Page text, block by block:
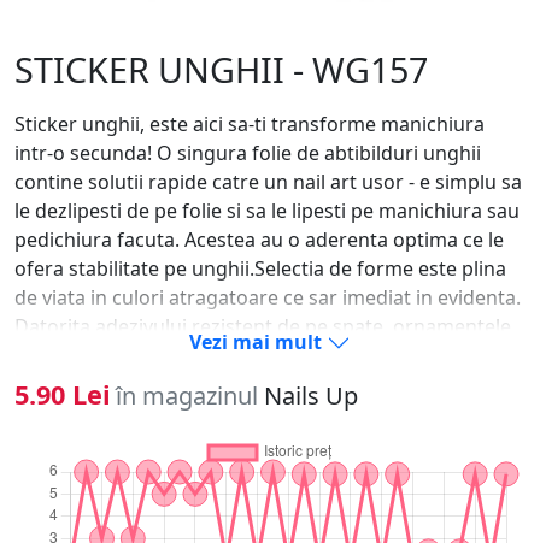
STICKER UNGHII - WG157
Sticker unghii, este aici sa-ti transforme manichiura
intr-o secunda! O singura folie de abtibilduri unghii
contine solutii rapide catre un nail art usor - e simplu sa
le dezlipesti de pe folie si sa le lipesti pe manichiura sau
pedichiura facuta. Acestea au o aderenta optima ce le
ofera stabilitate pe unghii.Selectia de forme este plina
de viata in culori atragatoare ce sar imediat in evidenta.
Datorita adezivului rezistent de pe spate, ornamentele
se fixeaza usor pe oja clasica, oja semipermanenta, pe
unghia naturala sau tehnica pentru saptamani in sir.-
Alege modelul dorit si dezlipeste-l cu unghia. - Aplica un
strat de oja si las-o sa se usuce.- Aseaza modelul pe
unghie si preseaza-l usor de cateva ori.- Pentru
rezultate de lunga durata, sigileaza ornamentele unghii
sub un strat de top coat.
Vezi mai mult
5.90 Lei în magazinul Nails Up